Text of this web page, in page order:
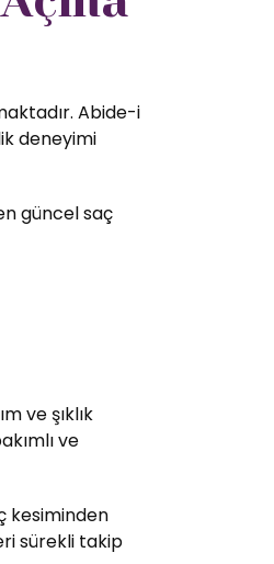
Abide-i
deneyimi
güncel saç
ve şıklık
ve
kesiminden
sürekli takip